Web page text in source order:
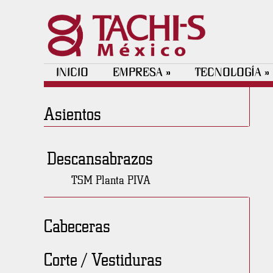
INICIO EMPRESA » TECNOLOGÍA »
Asientos
Descansabrazos
TSM Planta PIVA
Cabeceras
Corte / Vestiduras